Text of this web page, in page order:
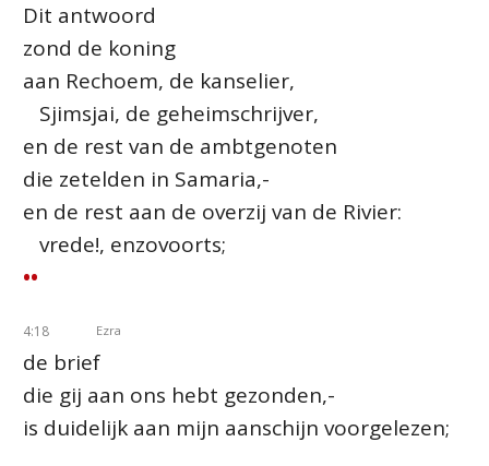
Dit antwoord
zond de koning
aan Rechoem, de kanselier,
Sjimsjai, de geheimschrijver,
en de rest van de ambtgenoten
die zetelden in Samaria,-
en de rest aan de overzij van de Rivier:
vrede!, enzovoorts;
••
4:18 Ezra
de brief
die gij aan ons hebt gezonden,-
is duidelijk aan mijn aanschijn voorgelezen;